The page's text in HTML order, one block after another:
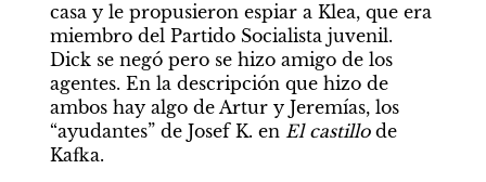
casa y le propusieron espiar a Klea, que era
miembro del Partido Socialista juvenil.
Dick se negó pero se hizo amigo de los
agentes. En la descripción que hizo de
ambos hay algo de Artur y Jeremías, los
“ayudantes” de Josef K. en El castillo de
Kafka.